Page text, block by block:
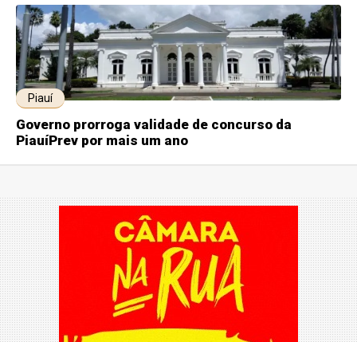
Piauí
Governo prorroga validade de concurso da
PiauíPrev por mais um ano